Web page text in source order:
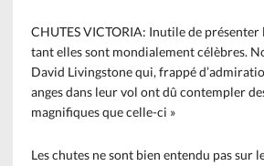
CHUTES VICTORIA: Inutile de
tant elles sont mondialement célèbres.
David Livingstone qui, frappé
anges dans leur vol ont dû contempler
magnifiques que celle-ci »
Les chutes ne sont bien entendu pas sur